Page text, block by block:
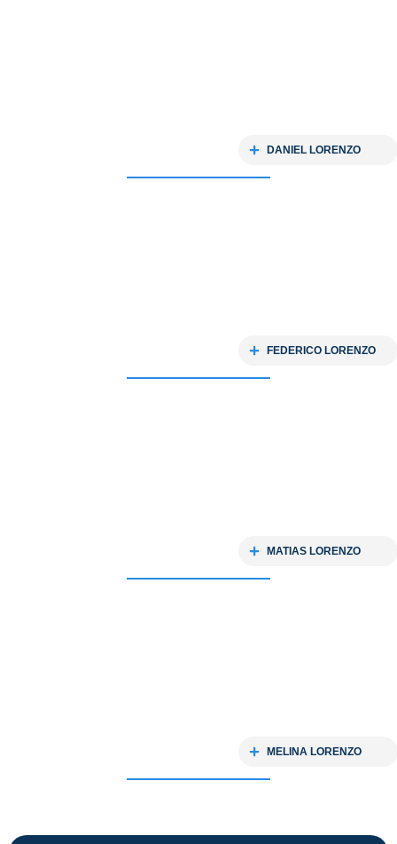
DANIEL LORENZO
FEDERICO LORENZO
MATIAS LORENZO
MELINA LORENZO